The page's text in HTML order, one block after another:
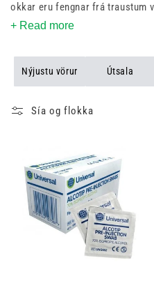
okkar eru fengnar frá traustum
ánægjuábyrgð okkar. Auk þess
tryggðu að þú sért alltaf tilbúinn.
+ Read more
Nýjustu vörur Útsala
Sía og flokka